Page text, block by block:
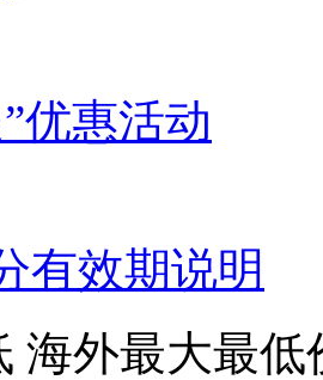
优惠活动
有效期说明
海外最大最低